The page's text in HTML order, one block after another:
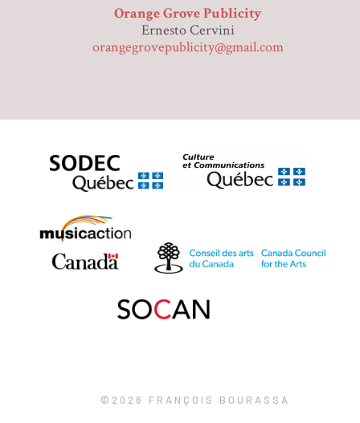
Orange Grove Publicity
Ernesto Cervini
orangegrovepublicity@gmail.com
©2026 FRANÇOIS BOURASSA